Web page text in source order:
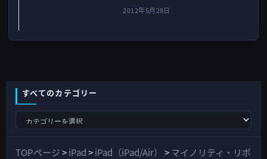
2012年5月28日
すべてのカテゴリー
て
TOPページ>iPad>iPad（iPad/Air） >マイノリティ・リポ